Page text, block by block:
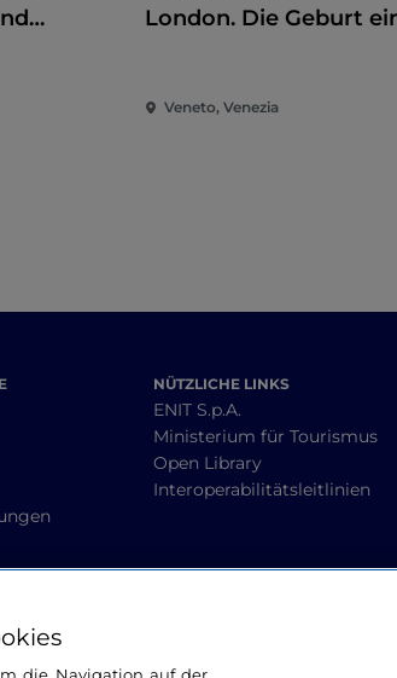
London. Die Geburt
Veneto, Venezia
NÜTZLICHE LINKS
ENIT S.p.A.
Ministerium für Tourismus
Open Library
Interoperabilitätsleitlinien